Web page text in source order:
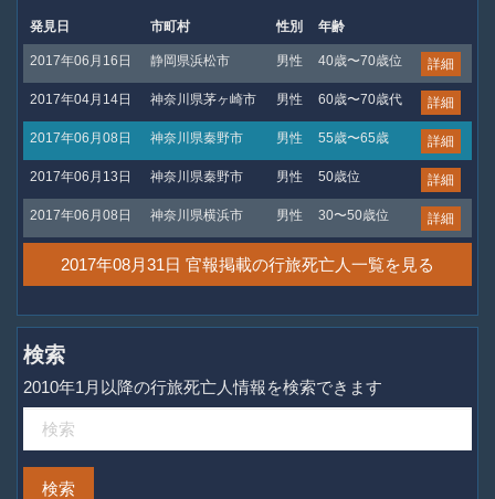
発見日 市町村 性別 年齢
2017年06月16日 静岡県浜松市 男性 40歳〜70歳位 詳細
2017年04月14日 神奈川県茅ヶ崎市 男性 60歳〜70歳代 詳細
2017年06月08日 神奈川県秦野市 男性 55歳〜65歳 詳細
2017年06月13日 神奈川県秦野市 男性 50歳位 詳細
2017年06月08日 神奈川県横浜市 男性 30〜50歳位 詳細
2017年08月31日 官報掲載の行旅死亡人一覧を見る
検索
2010年1月以降の行旅死亡人情報を検索できます